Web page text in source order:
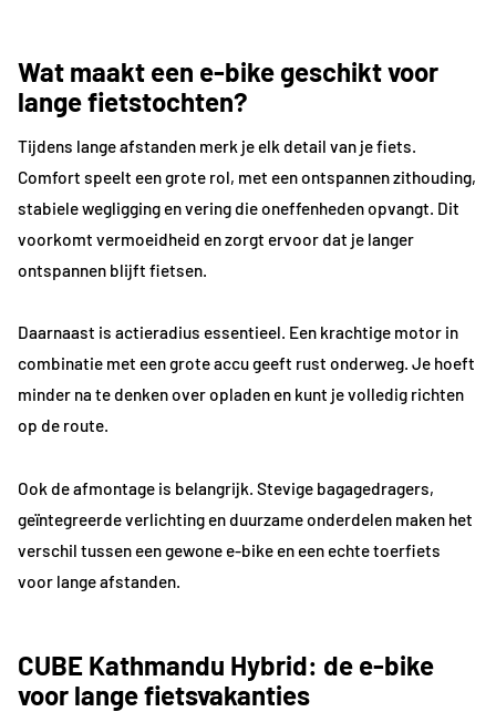
Wat maakt een e-bike geschikt voor
lange fietstochten?
Tijdens lange afstanden merk je elk detail van je fiets.
Comfort speelt een grote rol, met een ontspannen zithouding,
stabiele wegligging en vering die oneffenheden opvangt. Dit
voorkomt vermoeidheid en zorgt ervoor dat je langer
ontspannen blijft fietsen.
Daarnaast is actieradius essentieel. Een krachtige motor in
combinatie met een grote accu geeft rust onderweg. Je hoeft
minder na te denken over opladen en kunt je volledig richten
op de route.
Ook de afmontage is belangrijk. Stevige bagagedragers,
geïntegreerde verlichting en duurzame onderdelen maken het
verschil tussen een gewone e-bike en een echte toerfiets
voor lange afstanden.
CUBE Kathmandu Hybrid: de e-bike
voor lange fietsvakanties